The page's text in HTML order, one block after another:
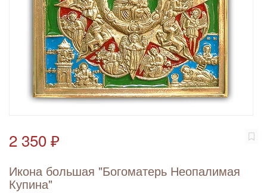
2 350 ₽
Икона большая "Богоматерь Неопалимая
Купина"